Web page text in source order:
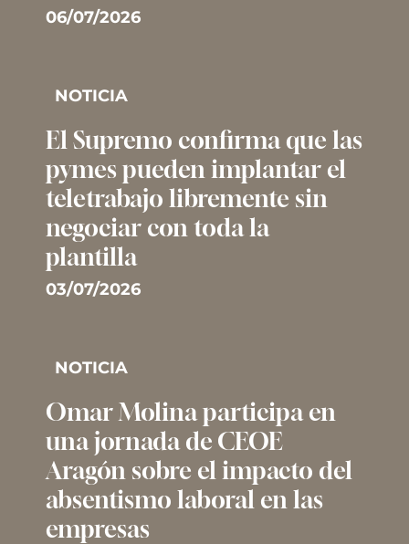
06/07/2026
NOTICIA
El Supremo confirma que las
pymes pueden implantar el
teletrabajo libremente sin
negociar con toda la
plantilla
03/07/2026
NOTICIA
Omar Molina participa en
una jornada de CEOE
Aragón sobre el impacto del
absentismo laboral en las
empresas